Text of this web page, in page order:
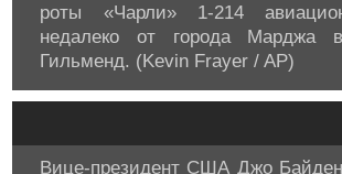
роты «Чарли» 1-214
недалеко от города Марджа
Гильменд. (Kevin Frayer / AP)
Вице-президент США Джо Байден